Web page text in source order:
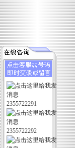
2355722291
2355722292